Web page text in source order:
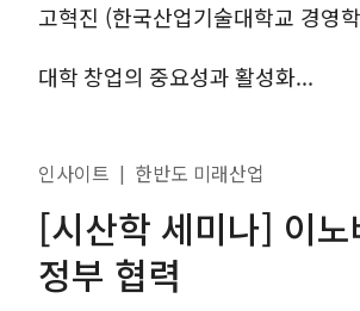
고혁진 (한국산업기술대학교 경영
대학 창업의 중요성과 활성화...
인사이트 | 한반도 미래산업
[시산학 세미나] 이
정부 협력